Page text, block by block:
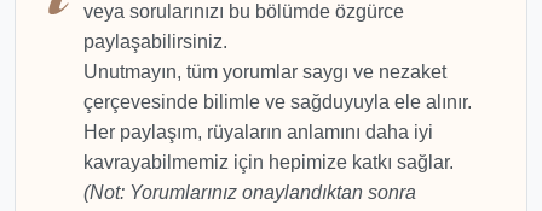
veya sorularınızı bu bölümde özgürce
paylaşabilirsiniz.
Unutmayın, tüm yorumlar saygı ve nezaket
çerçevesinde bilimle ve sağduyuyla ele alınır.
Her paylaşım, rüyaların anlamını daha iyi
kavrayabilmemiz için hepimize katkı sağlar.
(Not: Yorumlarınız onaylandıktan sonra